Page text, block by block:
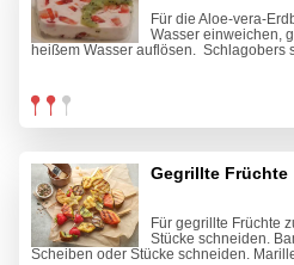
Für die Aloe-vera-
Wasser einweichen,
heißem Wasser auflösen. Schlagobers
Gegrillte Früchte
Für gegrillte Früchte
Stücke schneiden.
Scheiben oder Stücke schneiden.